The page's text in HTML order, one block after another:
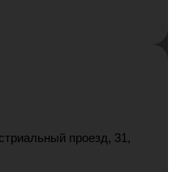
проезд, 31,